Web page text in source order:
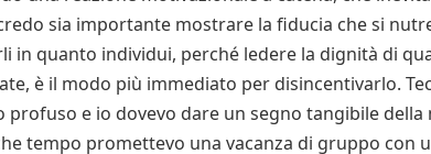
sia importante mostrare la fiducia che si
in quanto individui, perché ledere la dignità di
è il modo più immediato per disincentivarlo.
profuso e io dovevo dare un segno tangibile
tempo promettevo una vacanza di gruppo con